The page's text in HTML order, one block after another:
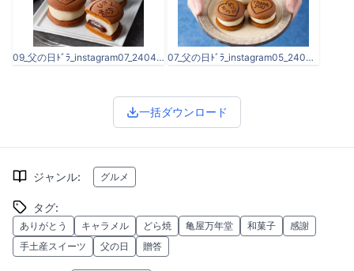
09_父の日ﾄﾞﾗ_instagram07_2404_実.jpg 07_父の日ﾄﾞﾗ_instagram05_2404_実.jpg
一括ダウンロード
ジャンル: グルメ
タグ:
ありがとう キャラメル どら焼 亀屋万年堂 和菓子
感謝
手土産スイーツ
父の日 贈答